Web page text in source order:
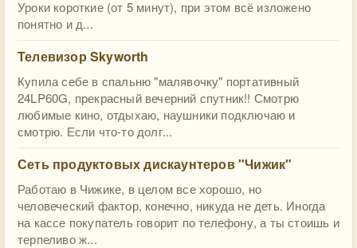
Уроки короткие (от 5 минут), при этом всё изложено
понятно и д...
Телевизор Skyworth
Купила себе в спальню "малявочку" портативный
24LP60G, прекрасный вечерний спутник!! Смотрю
любимые кино, отдыхаю, наушники подключаю и
смотрю. Если что-то долг...
Сеть продуктовых дискаунтеров "Чижик"
Работаю в Чижике, в целом все хорошо, но
человеческий фактор, конечно, никуда не деть. Иногда
на кассе покупатель говорит по телефону, а ты стоишь и
терпеливо ж...